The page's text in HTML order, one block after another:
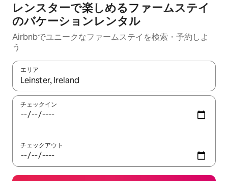
レンスターで楽しめるファームステイ
のバケーションレンタル
Airbnbでユニークなファームステイを検索・予約しよ
う
エリア
検索結果が表示されたら、上下の矢印キーを使って移動するか
チェックイン
チェックアウト